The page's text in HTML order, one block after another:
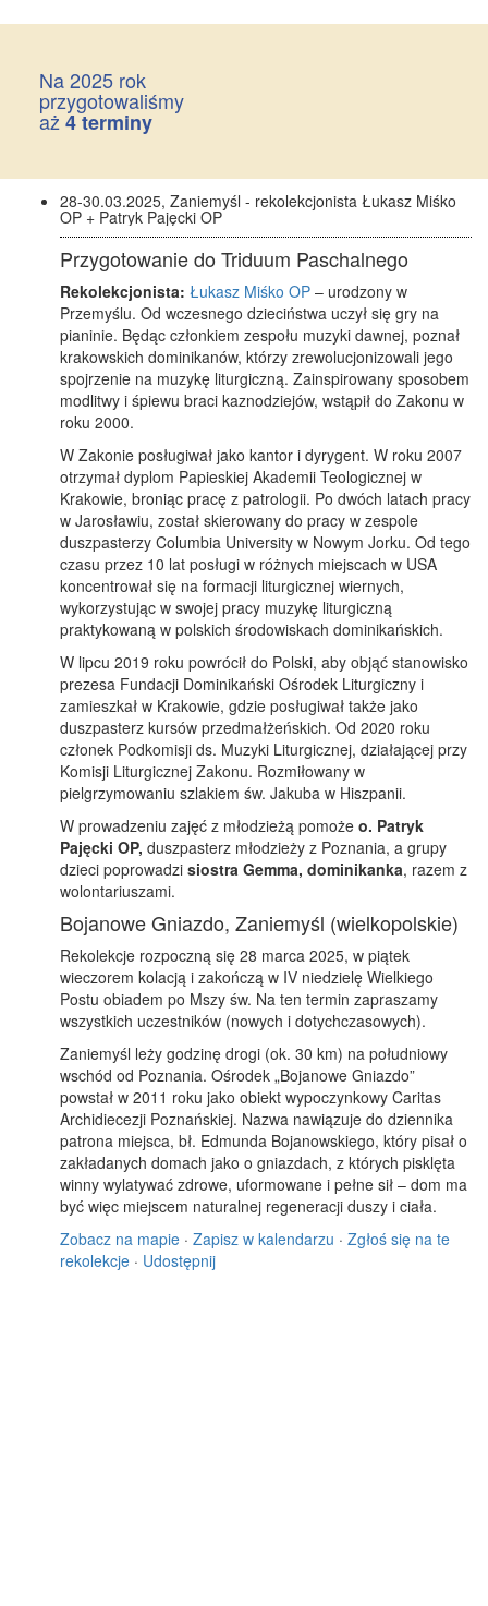
Na 2025 rok
przygotowaliśmy
aż4 terminy
28-30.03.2025, Zaniemyśl - rekolekcjonista Łukasz Miśko
OP + Patryk Pajęcki OP
Przygotowanie do Triduum Paschalnego
Rekolekcjonista: Łukasz Miśko OP – urodzony w
Przemyślu. Od wczesnego dzieciństwa uczył się gry na
pianinie. Będąc członkiem zespołu muzyki dawnej, poznał
krakowskich dominikanów, którzy zrewolucjonizowali jego
spojrzenie na muzykę liturgiczną. Zainspirowany sposobem
modlitwy i śpiewu braci kaznodziejów, wstąpił do Zakonu w
roku 2000.
W Zakonie posługiwał jako kantor i dyrygent. W roku 2007
otrzymał dyplom Papieskiej Akademii Teologicznej w
Krakowie, broniąc pracę z patrologii. Po dwóch latach pracy
w Jarosławiu, został skierowany do pracy w zespole
duszpasterzy Columbia University w Nowym Jorku. Od tego
czasu przez 10 lat posługi w różnych miejscach w USA
koncentrował się na formacji liturgicznej wiernych,
wykorzystując w swojej pracy muzykę liturgiczną
praktykowaną w polskich środowiskach dominikańskich.
W lipcu 2019 roku powrócił do Polski, aby objąć stanowisko
prezesa Fundacji Dominikański Ośrodek Liturgiczny i
zamieszkał w Krakowie, gdzie posługiwał także jako
duszpasterz kursów przedmałżeńskich. Od 2020 roku
członek Podkomisji ds. Muzyki Liturgicznej, działającej przy
Komisji Liturgicznej Zakonu. Rozmiłowany w
pielgrzymowaniu szlakiem św. Jakuba w Hiszpanii.
W prowadzeniu zajęć z młodzieżą pomoże o. Patryk
Pajęcki OP, duszpasterz młodzieży z Poznania, a grupy
dzieci poprowadzi siostra Gemma, dominikanka, razem z
wolontariuszami.
Bojanowe Gniazdo, Zaniemyśl (wielkopolskie)
Rekolekcje rozpoczną się 28 marca 2025, w piątek
wieczorem kolacją i zakończą w IV niedzielę Wielkiego
Postu obiadem po Mszy św. Na ten termin zapraszamy
wszystkich uczestników (nowych i dotychczasowych).
Zaniemyśl leży godzinę drogi (ok. 30 km) na południowy
wschód od Poznania. Ośrodek „Bojanowe Gniazdo”
powstał w 2011 roku jako obiekt wypoczynkowy Caritas
Archidiecezji Poznańskiej. Nazwa nawiązuje do dziennika
patrona miejsca, bł. Edmunda Bojanowskiego, który pisał o
zakładanych domach jako o gniazdach, z których pisklęta
winny wylatywać zdrowe, uformowane i pełne sił – dom ma
być więc miejscem naturalnej regeneracji duszy i ciała.
Zobacz na mapie · Zapisz w kalendarzu · Zgłoś się na te
rekolekcje · Udostępnij